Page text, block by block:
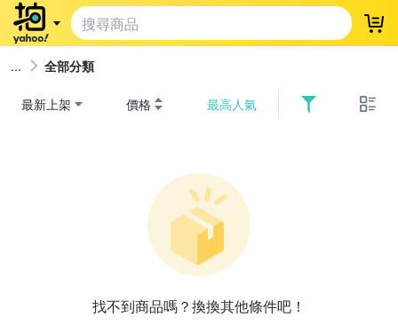
登
全部分類
最新上架 價格 最高人氣
找不到商品嗎？換換其他條件吧！